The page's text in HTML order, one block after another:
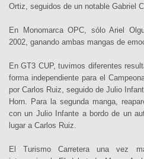
Ortiz, seguidos de un notable Gabriel
En Monomarca OPC, sólo Ariel
2002, ganando ambas mangas de
En GT3 CUP, tuvimos diferentes
forma independiente para el
por Carlos Ruiz, seguido de Julio
Horn. Para la segunda manga,
con un Julio Infante a bordo de un
lugar a Carlos Ruiz.
El Turismo Carretera una vez